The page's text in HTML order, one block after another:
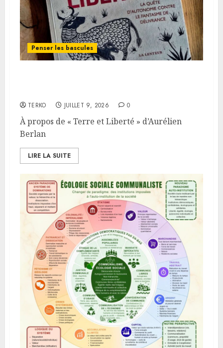
Penser les bascules
TERKO JUILLET 9, 2026 0
À propos de « Terre et Liberté » d’Aurélien
Berlan
LIRE LA SUITE